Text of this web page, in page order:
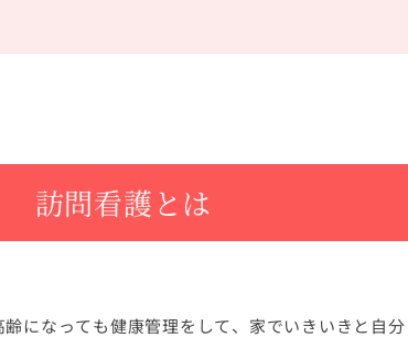
訪問看護とは
齢になっても健康管理をして、家でいきいきと自分